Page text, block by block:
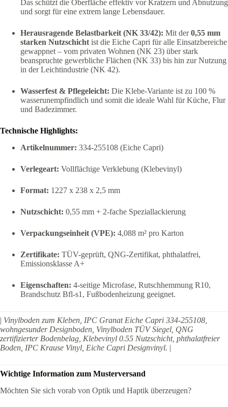
Das schützt die Oberfläche effektiv vor Kratzern und Abnutzung
und sorgt für eine extrem lange Lebensdauer.
Herausragende Belastbarkeit (NK 33/42): Mit der0,55 mm
starken Nutzschichtist die Eiche Capri für alle Einsatzbereiche
gewappnet – vom privaten Wohnen (NK 23) über stark
beanspruchte gewerbliche Flächen (NK 33) bis hin zur Nutzung
in der Leichtindustrie (NK 42).
Wasserfest & Pflegeleicht: Die Klebe-Variante ist zu 100 %
wasserunempfindlich und somit die ideale Wahl für Küche, Flur
und Badezimmer.
Technische Highlights:
Artikelnummer: 334-255108 (Eiche Capri)
Verlegeart: Vollflächige Verklebung (Klebevinyl)
Format: 1227 x 238 x 2,5 mm
Nutzschicht: 0,55 mm + 2-fache Speziallackierung
Verpackungseinheit (VPE): 4,088 m² pro Karton
Zertifikate: TÜV-geprüft, QNG-Zertifikat, phthalatfrei,
Emissionsklasse A+
Eigenschaften: 4-seitige Microfase, Rutschhemmung R10,
Brandschutz Bfl-s1, Fußbodenheizung geeignet.
| Vinylboden zum Kleben, IPC Granat Eiche Capri 334-255108,
wohngesunder Designboden, Vinylboden TÜV Siegel, QNG
zertifizierter Bodenbelag, Klebevinyl 0.55 Nutzschicht, phthalatfreier
Boden, IPC Krause Vinyl, Eiche Capri Designvinyl. |
Wichtige Information zum Musterversand
Möchten Sie sich vorab von Optik und Haptik überzeugen?